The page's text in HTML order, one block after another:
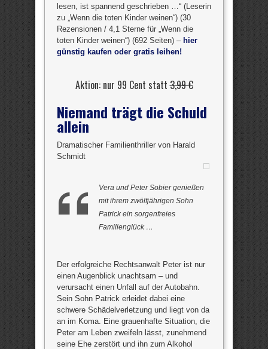
lesen, ist spannend geschrieben …“ (Leserin
zu „Wenn die toten Kinder weinen“) (30
Rezensionen / 4,1 Sterne für „Wenn die
toten Kinder weinen“) (692 Seiten) – hier
günstig kaufen oder gratis leihen!
Aktion: nur 99 Cent statt3,99 €
Niemand trägt die Schuld
allein
Dramatischer Familienthriller von Harald
Schmidt
Vera und Peter Sobier genießen
mit ihrem zwölfjährigen Sohn
Patrick ein sorgenfreies
Familienglück …
Der erfolgreiche Rechtsanwalt Peter ist nur
einen Augenblick unachtsam – und
verursacht einen Unfall auf der Autobahn.
Sein Sohn Patrick erleidet dabei eine
schwere Schädelverletzung und liegt von da
an im Koma. Eine grauenhafte Situation, die
Peter am Leben zweifeln lässt, zunehmend
seine Ehe zerstört und ihn zum Alkohol